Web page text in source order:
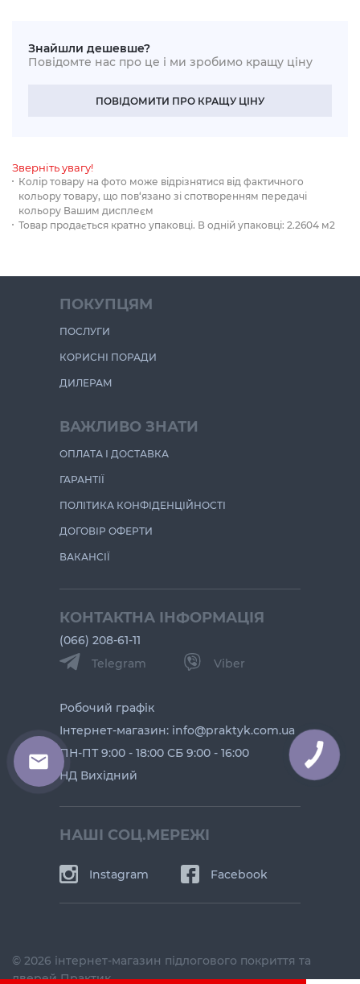
Знайшли дешевше?
Повідомте нас про це і ми зробимо кращу ціну
ПОВІДОМИТИ ПРО КРАЩУ ЦІНУ
Зверніть увагу!
Колір товару на фото може відрізнятися від фактичного
кольору товару, що пов‘язано зі спотворенням передачі
кольору Вашим дисплеєм
Товар продається кратно упаковці. В одній упаковці: 2.2604 м2
ПОКУПЦЯМ
ПОСЛУГИ
КОРИСНІ ПОРАДИ
ДИЛЕРАМ
ВАЖЛИВО ЗНАТИ
ОПЛАТА І ДОСТАВКА
ГАРАНТІЇ
ПОЛІТИКА КОНФІДЕНЦІЙНОСТІ
ДОГОВІР ОФЕРТИ
ВАКАНСІЇ
КОНТАКТНА ІНФОРМАЦІЯ
(066) 208-61-11
Telegram
Viber
Робочий графік
Інтернет-магазин: info@praktyk.com.ua
ПН-ПТ 9:00 - 18:00 СБ 9:00 - 16:00
НД Вихідний
НАШІ СОЦ.МЕРЕЖІ
Instagram Facebook
© 2026 інтернет-магазин підлогового покриття та
дверей Практик